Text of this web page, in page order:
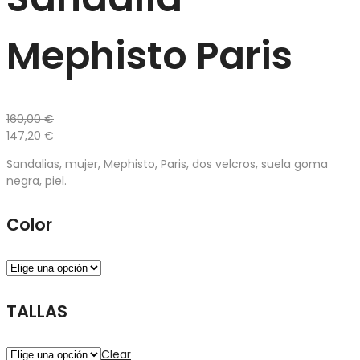
Mephisto Paris
160,00€
147,20 €
Sandalias, mujer, Mephisto, Paris, dos velcros, suela goma
negra, piel.
Color
TALLAS
Clear